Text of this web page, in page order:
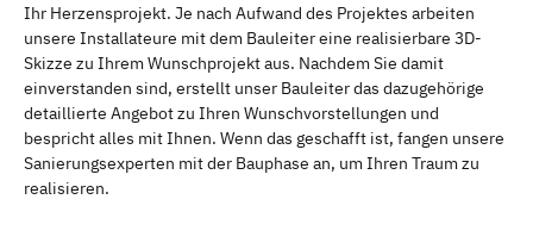
Ihr Herzensprojekt. Je nach Aufwand des Projektes arbeiten
unsere Installateure mit dem Bauleiter eine realisierbare 3D-
Skizze zu Ihrem Wunschprojekt aus. Nachdem Sie damit
einverstanden sind, erstellt unser Bauleiter das dazugehörige
detaillierte Angebot zu Ihren Wunschvorstellungen und
bespricht alles mit Ihnen. Wenn das geschafft ist, fangen unsere
Sanierungsexperten mit der Bauphase an, um Ihren Traum zu
realisieren.